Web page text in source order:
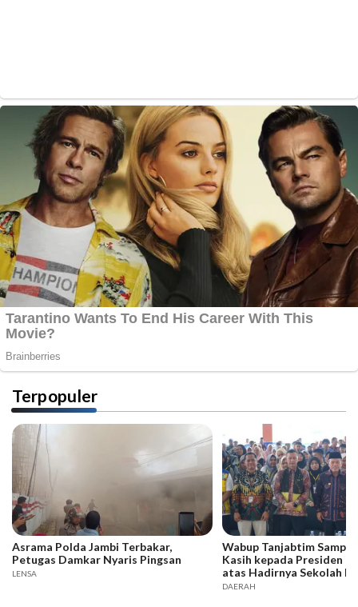
Terpopuler
Asrama Polda Jambi Terbakar,
Petugas Damkar Nyaris Pingsan
LENSA
Wabup Tanjabtim
Kasih kepada Presiden
atas Hadirnya Sekolah
DAERAH